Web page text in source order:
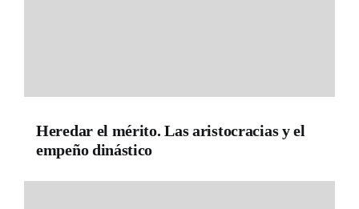
Heredar el mérito. Las aristocracias y el
empeño dinástico